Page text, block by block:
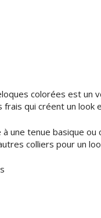
colorées est un
qui créent un look
une tenue basique
colliers pour un